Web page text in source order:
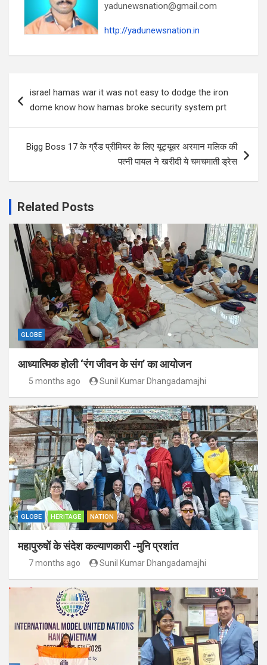
yadunewsnation@gmail.com
http://yadunewsnation.in
navigation
israel hamas war it was not easy to dodge the iron
dome know how hamas broke security system prt
Bigg Boss 17 के ग्रैंड प्रीमियर के लिए यूट्यूबर अरमान मलिक की
पत्नी पायल ने खरीदी ये चमचमाती ड्रेस
Related Posts
GLOBE
आध्यात्मिक होली ‘रंग जीवन के संग’ का आयोजन
5 months ago Sunil Kumar Dhangadamajhi
GLOBE HERITAGE NATION
महापुरुषों के संदेश कल्याणकारी -मुनि प्रशांत
7 months ago Sunil Kumar Dhangadamajhi